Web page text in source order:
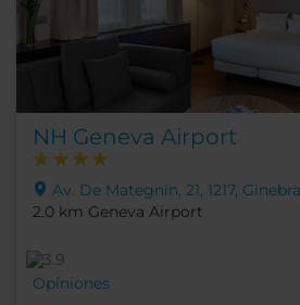
NH Geneva Airport
Av. De Mategnin, 21, 1217,
2.0 km Geneva Airport
Opiniones